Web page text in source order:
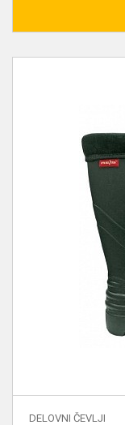
DELOVNI ČEVLJI